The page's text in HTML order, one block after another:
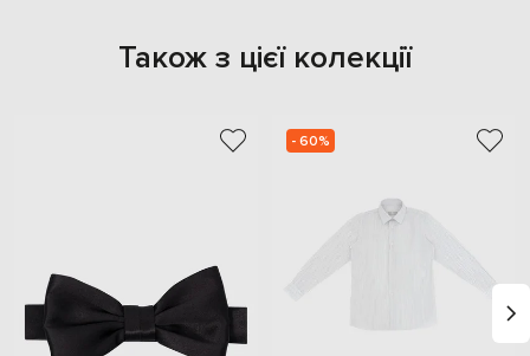
Також з цієї колекції
- 60%